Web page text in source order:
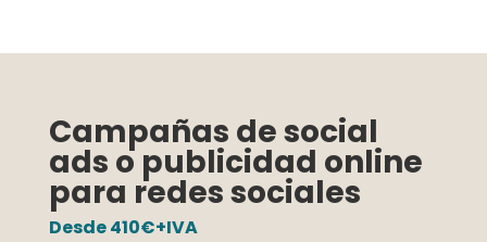
Campañas de social
ads o publicidad online
para redes sociales
Desde 410€+IVA